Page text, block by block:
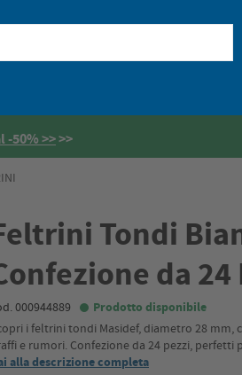
/5
Tondi
da 24
000944889 Prodotto disponibile
i feltrini tondi Masidef, diametro 28
e rumori. Confezione da 24 pezzi,
alla descrizione completa